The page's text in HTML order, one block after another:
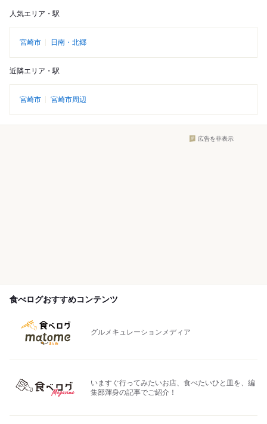
人気エリア・駅
宮崎市 日南・北郷
近隣エリア・駅
宮崎市 宮崎市周辺
広告を非表示
食べログおすすめコンテンツ
グルメキュレーションメディア
いますぐ行ってみたいお店、食べたいひと皿を、編
集部渾身の記事でご紹介！